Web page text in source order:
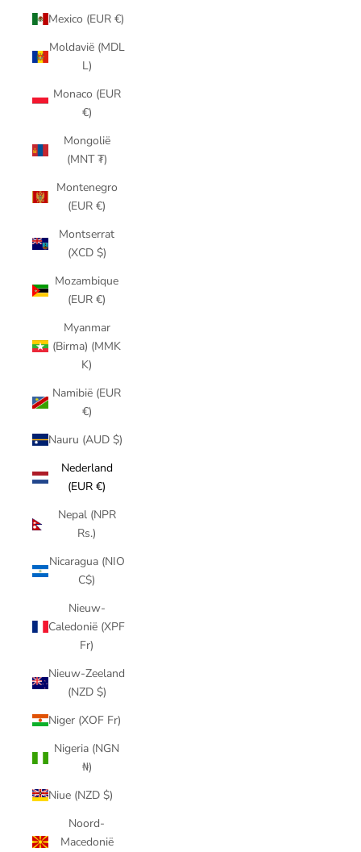
Mexico (EUR €)
Moldavië (MDL
L)
Monaco (EUR
€)
Mongolië
(MNT ₮)
Montenegro
(EUR €)
Montserrat
(XCD $)
Mozambique
(EUR €)
Myanmar
(Birma) (MMK
K)
Namibië (EUR
€)
Nauru (AUD $)
Nederland
(EUR €)
Nepal (NPR
Rs.)
Nicaragua (NIO
C$)
Nieuw-
Caledonië (XPF
Fr)
Nieuw-Zeeland
(NZD $)
Niger (XOF Fr)
Nigeria (NGN
₦)
Niue (NZD $)
Noord-
Macedonië